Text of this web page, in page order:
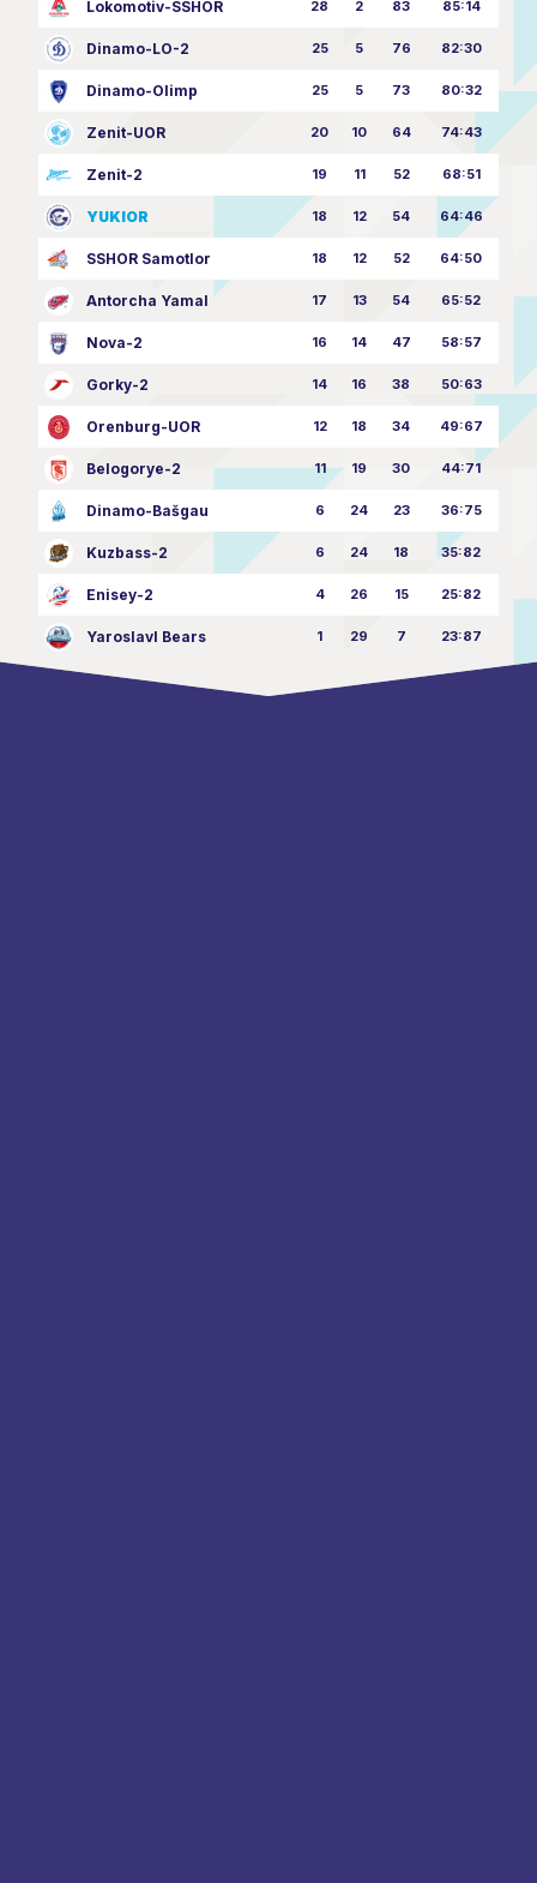
Lokomotiv-SSHOR 28 2 83 85:14
Dinamo-LO-2 25 5 76 82:30
Dinamo-Olimp 25 5 73 80:32
Zenit-UOR 20 10 64 74:43
Zenit-2 19 11 52 68:51
YUKIOR 18 12 54 64:46
SSHOR Samotlor 18 12 52 64:50
Antorcha Yamal 17 13 54 65:52
Nova-2 16 14 47 58:57
Gorky-2 14 16 38 50:63
Orenburg-UOR 12 18 34 49:67
Belogorye-2 11 19 30 44:71
Dinamo-Bašgau 6 24 23 36:75
Kuzbass-2 6 24 18 35:82
Enisey-2 4 26 15 25:82
Yaroslavl Bears 1 29 7 23:87